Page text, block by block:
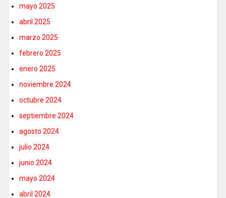
mayo 2025
abril 2025
marzo 2025
febrero 2025
enero 2025
noviembre 2024
octubre 2024
septiembre 2024
agosto 2024
julio 2024
junio 2024
mayo 2024
abril 2024